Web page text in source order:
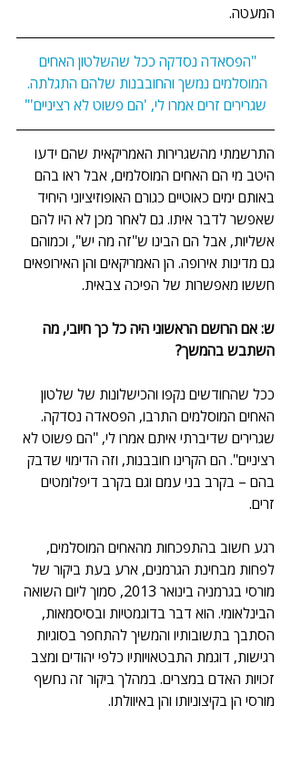
המעטה.
"הפסאדה נסדקה ככל שהשלטון האחים
המוסלמים נמשך והחובבנות שלהם התגלתה.
שגרירים זרים אמרו לי, 'הם פשוט לא רציניים'"
התרשמתי מהשגרירות האמריקאית שהם ידעו
היטב מי הם האחים המוסלמים, אבל ראו בהם
באותם ימים כאוטיים כגורם האופוזיציוני היחיד
שאפשר לדבר איתו. גם לאחר מכן לא היו להם
אשליות, אבל הם הבינו ש"זה מה יש", וכמוהם
גם מדינות אירופה. הן האמריקאים והן האירופאים
חששו מאפשרות של הפיכה צבאית.
ש: אם הרושם הראשוני היה כל כך חיובי, מה
השתבש בהמשך?
ככל שהחודשים נקפו והכישלונות של שלטון
האחים המוסלמים התרבו, הפסאדה נסדקה.
שגרירים שדיברתי איתם אמרו לי, "הם פשוט לא
רציניים". הם הקרינו חובבנות, וזה הדימוי שדבק
בהם – בקרב בני עמם וגם בקרב דיפלומטים
זרים.
רגע חשוב בהתפכחות מהאחים המוסלמים,
לפחות מבחינת הגרמנים, ארע בעת ביקור של
מורסי בגרמניה בינואר 2013, סמוך ליום השואה
הבינלאומי. הוא דבר בדוגמטיות ובסיסמאות,
הסתבך בתשובותיו והמשיך להתחפר בסוגיות
רגישות, דוגמת התבטאויותיו כלפי יהודים ומצב
זכויות האדם במצרים. במהלך ביקור זה נחשף
מורסי הן בקיצוניותו והן באיוולתו.